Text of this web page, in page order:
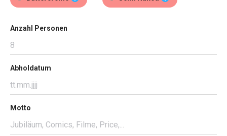
Anzahl Personen
Abholdatum
Motto